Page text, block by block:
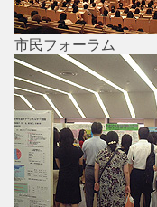
市民フォーラム